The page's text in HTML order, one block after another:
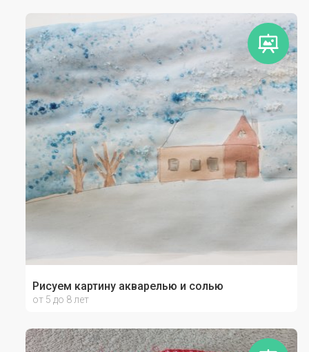
Рисуем картину акварелью и солью
от 5 до 8 лет